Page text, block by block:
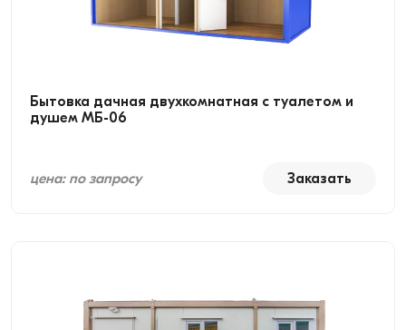
Бытовка дачная двухкомнатная с туалетом и
душем МБ-06
цена: по запросу Заказать